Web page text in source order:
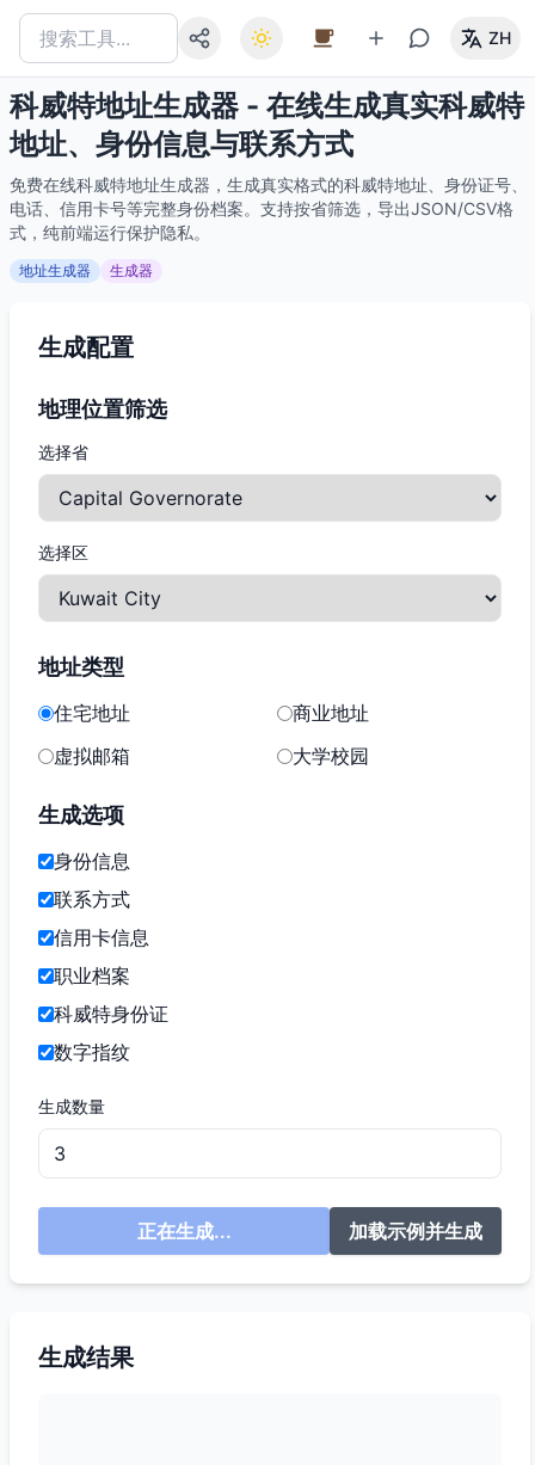
ZH
科威特地址生成器 - 在线生成真实科威特
地址、身份信息与联系方式
免费在线科威特地址生成器，生成真实格式的科威特地址、身份证号、
电话、信用卡号等完整身份档案。支持按省筛选，导出JSON/CSV格
式，纯前端运行保护隐私。
地址生成器 生成器
生成配置
地理位置筛选
选择省
选择区
地址类型
住宅地址
商业地址
虚拟邮箱
大学校园
生成选项
身份信息
联系方式
信用卡信息
职业档案
科威特身份证
数字指纹
生成数量
正在生成... 加载示例并生成
生成结果